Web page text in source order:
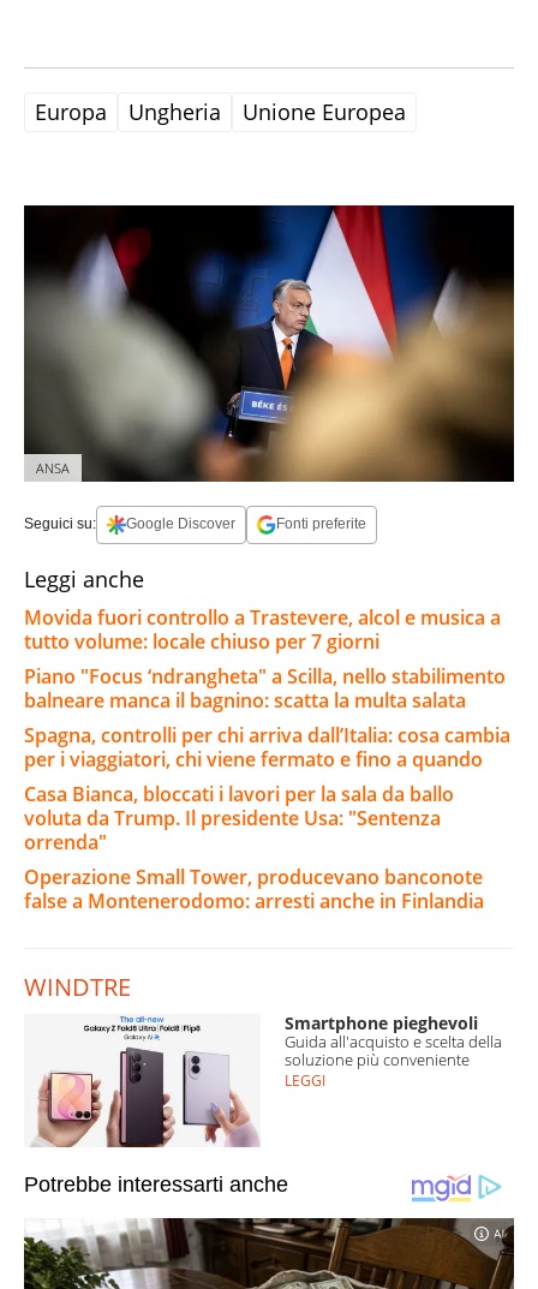
Europa Ungheria Unione Europea
ANSA
Seguici su: Google Discover Fonti preferite
Leggi anche
Movida fuori controllo a Trastevere, alcol e musica a
tutto volume: locale chiuso per 7 giorni
Piano "Focus ‘ndrangheta" a Scilla, nello stabilimento
balneare manca il bagnino: scatta la multa salata
Spagna, controlli per chi arriva dall’Italia: cosa cambia
per i viaggiatori, chi viene fermato e fino a quando
Casa Bianca, bloccati i lavori per la sala da ballo
voluta da Trump. Il presidente Usa: "Sentenza
orrenda"
Operazione Small Tower, producevano banconote
false a Montenerodomo: arresti anche in Finlandia
WINDTRE
Smartphone pieghevoli
Guida all'acquisto e scelta della
soluzione più conveniente
LEGGI